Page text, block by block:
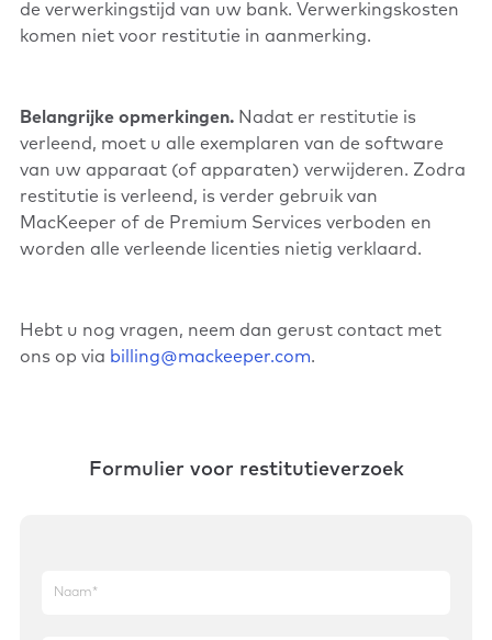
de verwerkingstijd van uw bank. Verwerkingskosten
komen niet voor restitutie in aanmerking.
Belangrijke opmerkingen. Nadat er restitutie is
verleend, moet u alle exemplaren van de software
van uw apparaat (of apparaten) verwijderen. Zodra
restitutie is verleend, is verder gebruik van
MacKeeper of de Premium Services verboden en
worden alle verleende licenties nietig verklaard.
Hebt u nog vragen, neem dan gerust contact met
ons op via billing@mackeeper.com.
Formulier voor restitutieverzoek